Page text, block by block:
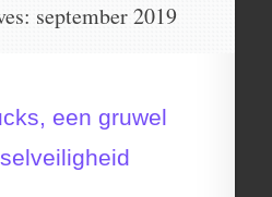
september 2019
een gruwel